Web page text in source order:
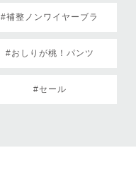
#補整ノンワイヤーブラ
#おしりが桃！パンツ
#セール